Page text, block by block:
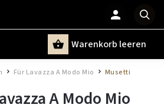
Warenkorb leeren
Für Lavazza A Modo Mio Musetti
A Modo Mio